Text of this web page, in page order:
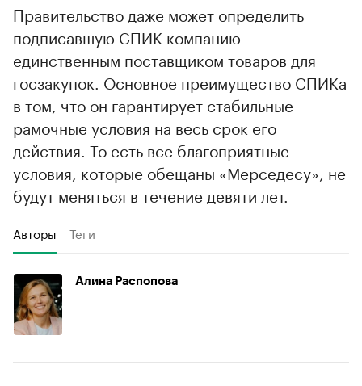
Правительство даже может определить
подписавшую СПИК компанию
единственным поставщиком товаров для
госзакупок. Основное преимущество СПИКа
в том, что он гарантирует стабильные
рамочные условия на весь срок его
действия. То есть все благоприятные
условия, которые обещаны «Мерседесу», не
будут меняться в течение девяти лет.
Авторы Теги
Алина Распопова